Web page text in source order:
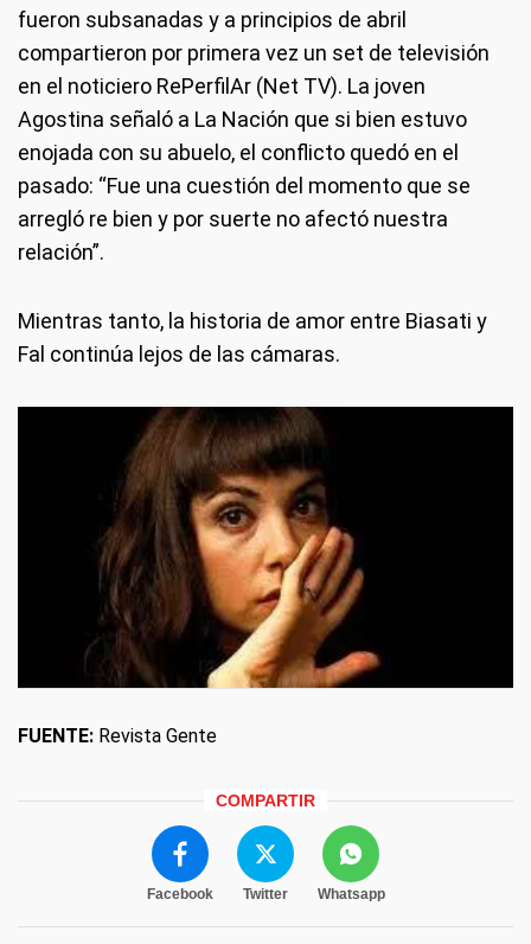
fueron subsanadas y a principios de abril
compartieron por primera vez un set de televisión
en el noticiero RePerfilAr (Net TV). La joven
Agostina señaló a La Nación que si bien estuvo
enojada con su abuelo, el conflicto quedó en el
pasado: “Fue una cuestión del momento que se
arregló re bien y por suerte no afectó nuestra
relación”.
Mientras tanto, la historia de amor entre Biasati y
Fal continúa lejos de las cámaras.
FUENTE: Revista Gente
COMPARTIR
Facebook Twitter Whatsapp